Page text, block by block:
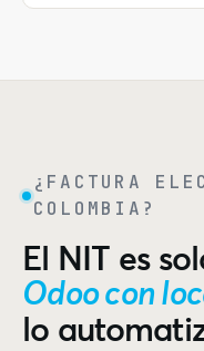
¿FACTURA
COLOMBIA?
El NIT es
Odoo con
lo